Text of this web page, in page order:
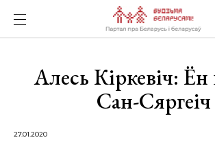
Алесь Кіркевіч:
Сан-Сяргеіч
27.01.2020